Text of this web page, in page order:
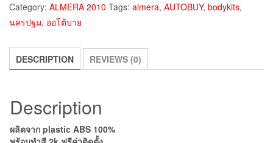
Category: ALMERA 2010 Tags: almera, AUTOBUY, bodykits,
นครปฐม, ออโต้บาย
DESCRIPTION REVIEWS (0)
Description
ผลิตจาก plastic ABS 100%